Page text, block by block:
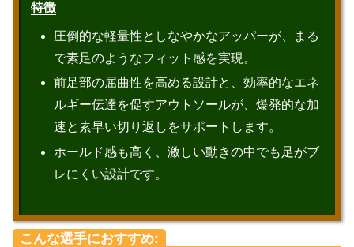
特徴
圧倒的な軽量性としなやかなアッパーが、まる
で素足のようなフィット感を実現。
前足部の屈曲性を高める設計と、効率的なエネ
ルギー伝達を促すアウトソールが、爆発的な加
速と素早い切り返しをサポートします。
ホールド感も高く、激しい動きの中でも足がブ
レにくい設計です。
こんな選手におすすめ: